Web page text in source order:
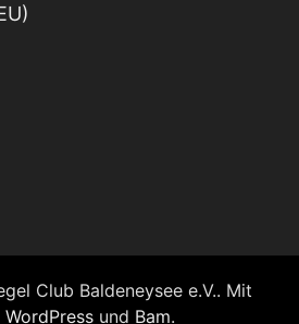
Club Baldeneysee e.V.. Mit
WordPress und Bam.